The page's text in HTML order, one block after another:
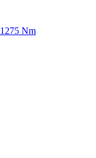
Nm